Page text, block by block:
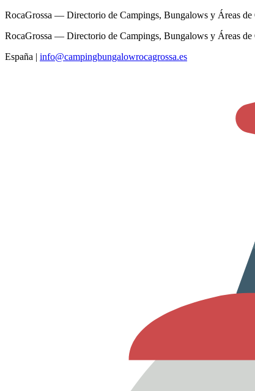
RocaGrossa — Directorio de Campings, Bungalows y Áreas de
RocaGrossa — Directorio de Campings, Bungalows y Áreas de
España | info@campingbungalowrocagrossa.es